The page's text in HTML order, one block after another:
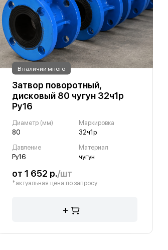
В наличии много
Затвор поворотный,
дисковый 80 чугун 32ч1р
Ру16
Диаметр (мм)
80
Маркировка
32ч1р
Давление
Ру16
Материал
чугун
от 1 652 р./шт
*актуальная цена по запросу
+